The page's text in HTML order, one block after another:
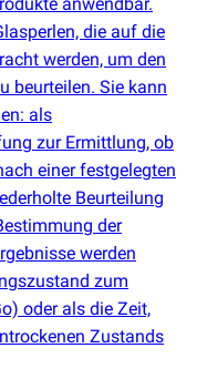
die auf die
werden, um den
beurteilen. Sie kann
als
zur Ermittlung, ob
einer festgelegten
Beurteilung
der
werden
zum
oder als die Zeit,
Zustands